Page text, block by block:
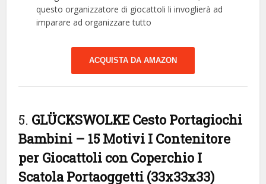
questo organizzatore di giocattoli li invoglierà ad
imparare ad organizzare tutto
ACQUISTA DA AMAZON
5. GLÜCKSWOLKE Cesto Portagiochi
Bambini – 15 Motivi I Contenitore
per Giocattoli con Coperchio I
Scatola Portaoggetti (33x33x33)